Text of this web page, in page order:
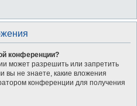
конференции?
может разрешить или запретить
не знаете, какие вложения
конференции для получения